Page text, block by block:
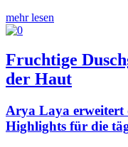
mehr lesen
Fruchtige
der Haut
Arya Laya erweitert
Highlights für die